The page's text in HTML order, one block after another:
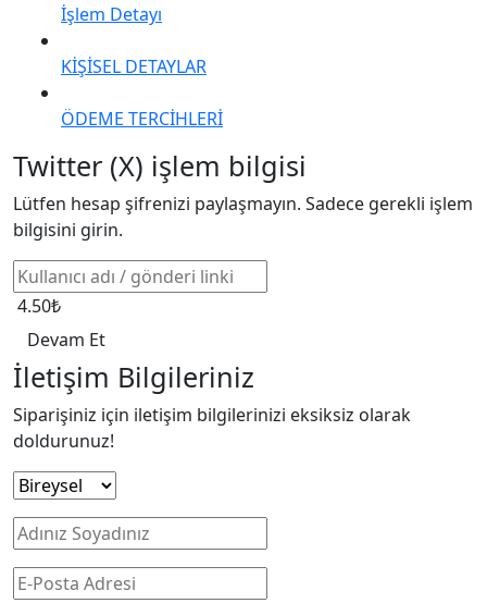
İşlem Detayı
KİŞİSEL DETAYLAR
ÖDEME TERCİHLERİ
Twitter (X) işlem bilgisi
Lütfen hesap şifrenizi paylaşmayın. Sadece gerekli işlem
bilgisini girin.
4.50₺
Devam Et
İletişim Bilgileriniz
Siparişiniz için iletişim bilgilerinizi eksiksiz olarak
doldurunuz!